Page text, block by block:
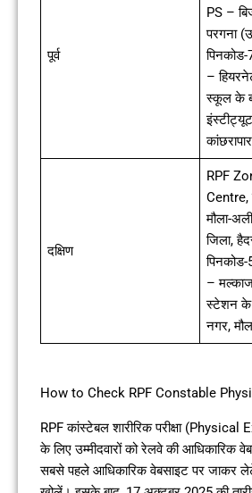
पूर्व
PS –
परगना
–
स्कूल के
दक्षिण
RPF
Centre,
मौला-
जिला,
–
स्टेशन के
नगर,
How to Check RPF Constable
RPF कांस्टेबल शारीरिक परीक्षा (Physical
के लिए उम्मीदवारों को रेलवे की आधिकारिक
सबसे पहले आधिकारिक वेबसाइट पर जाकर